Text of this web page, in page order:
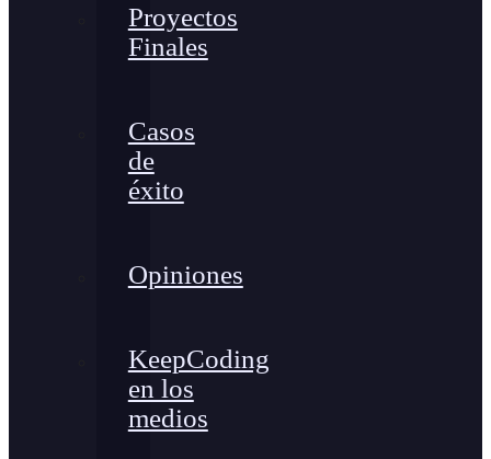
Proyectos
Finales
Casos
de
éxito
Opiniones
KeepCoding
en los
medios